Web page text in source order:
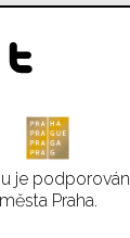
je
města Praha.